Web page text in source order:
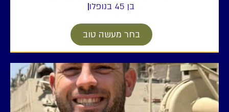
בן 45 בנופלו
בחר מעשה טוב